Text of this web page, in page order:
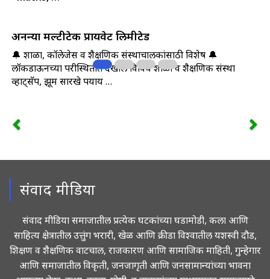
अनन्या मल्टीटेक प्रायवेट लिमीटेड
🔔 शाळा, कॉलेजेस व शैक्षणिक संस्थाचालकांसाठी विशेष 🔔
लॉकडाऊनच्या परीस्थितीत देखील विविध शाळा व शैक्षणिक संस्था
व्हाट्सॅप, झूम सारखे पर्याय …
संवाद मीडिया
संवाद मीडिया समाजातील प्रत्येक घटकांच्या घडामोडी, कला आणि
साहित्य क्षेत्रातील उत्तुंग भरारी, खेळ आणि क्रीडा विश्वातील यशस्वी दौड,
शिक्षण व शैक्षणिक वाटचाल, राजकारण आणि सामाजिक माहिती, गुन्हेगार
आणि समाजातील विकृती, जनजागृती आणि जनसामान्यांच्या भावना